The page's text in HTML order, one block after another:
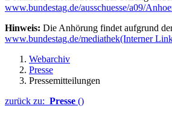
www.bundestag.de/ausschuesse/a09/
Hinweis: Die Anhörung findet aufgrund
www.bundestag.de/mediathek(Interner
Webarchiv
Presse
Pressemitteilungen
zurück zu: Presse ()